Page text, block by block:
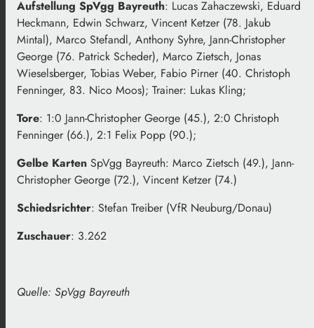
Aufstellung SpVgg Bayreuth: Lucas Zahaczewski, Eduard
Heckmann, Edwin Schwarz, Vincent Ketzer (78. Jakub
Mintal), Marco Stefandl, Anthony Syhre, Jann-Christopher
George (76. Patrick Scheder), Marco Zietsch, Jonas
Wieselsberger, Tobias Weber, Fabio Pirner (40. Christoph
Fenninger, 83. Nico Moos); Trainer: Lukas Kling;
Tore: 1:0 Jann-Christopher George (45.), 2:0 Christoph
Fenninger (66.), 2:1 Felix Popp (90.);
Gelbe Karten SpVgg Bayreuth: Marco Zietsch (49.), Jann-
Christopher George (72.), Vincent Ketzer (74.)
Schiedsrichter: Stefan Treiber (VfR Neuburg/Donau)
Zuschauer: 3.262
Quelle: SpVgg Bayreuth